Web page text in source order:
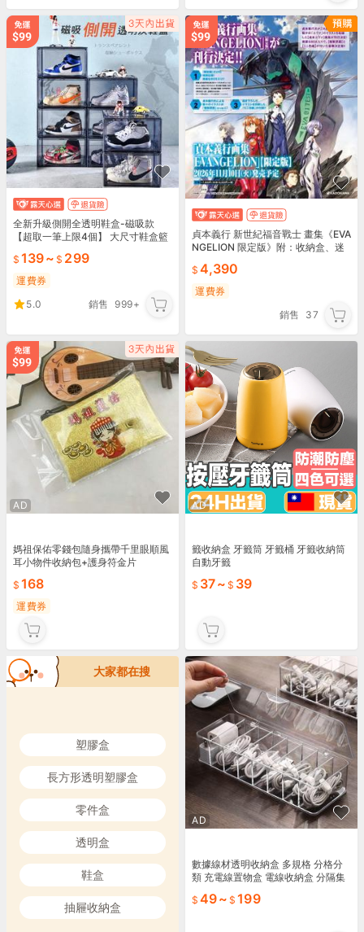
全新升級側開全透明鞋盒-磁吸款
【超取一筆上限4個】 大尺寸鞋盒籃
盒 139~ 299
運費券
5.0
銷售 999+
貞本義行 新世紀福音戰士 畫集《EVA
NGELION 限定版》附：收納盒、迷
4,390
運費券
銷售
37
AD
媽祖保佑零錢包隨身攜帶千里眼順風
耳小物件收納包+護身符金片
168
運費券
AD
籤收納盒 牙籤筒 牙籤桶 牙籤收納筒
自動牙籤
37~ 39
大家都在搜
塑膠盒
長方形透明塑膠盒
零件盒
透明盒
鞋盒
抽屜收納盒
AD
數據線材透明收納盒 多規格 分格分
類 充電線置物盒 電線收納盒 分隔集
翰家庭百貨
49~ 199